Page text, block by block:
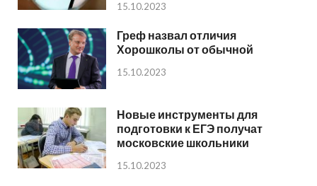
15.10.2023
Греф назвал отличия
Хорошколы от обычной
15.10.2023
Новые инструменты для
подготовки к ЕГЭ получат
московские школьники
15.10.2023